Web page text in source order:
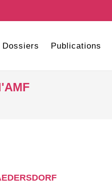
Dossiers Publications